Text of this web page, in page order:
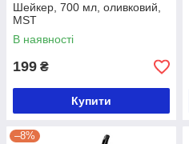
Шейкер, 700 мл, оливковий,
MST
В наявності
199 ₴
Купити
–8%